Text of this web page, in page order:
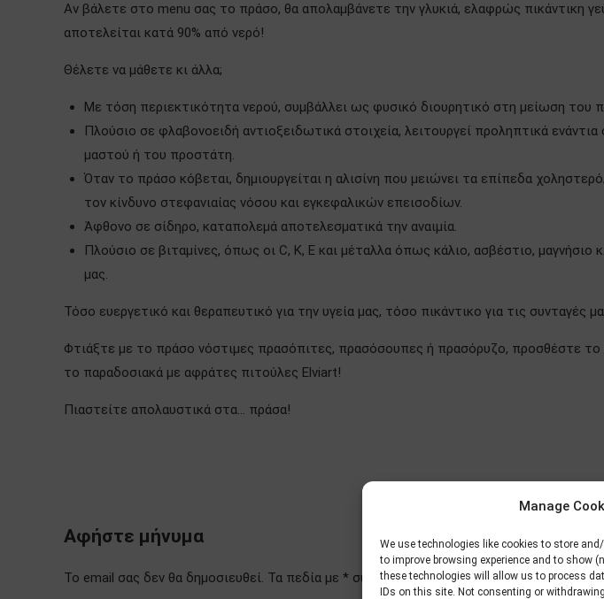
Manage
We use technologies like cookies to store
to improve browsing experience and to show
these technologies will allow us to process
IDs on this site. Not consenting or
Αν βάλετε στο menu σας το πράσο, θα απολαμβάνετε την γλυκιά, ελαφρώς πικάντικη
αποτελείται κατά 90% από νερό!
Θέλετε να μάθετε κι άλλα;
Με τόση περιεκτικότητα νερού, συμβάλλει ως φυσικό διουρητικό στη μείωση του
Πλούσιο σε φλαβονοειδή αντιοξειδωτικά στοιχεία, λειτουργεί προληπτικά
μαστού ή του προστάτη.
Όταν το πράσο κόβεται, δημιουργείται η αλισίνη που μειώνει τα επίπεδα
τον κίνδυνο στεφανιαίας νόσου και εγκεφαλικών επεισοδίων.
Άφθονο σε σίδηρο, καταπολεμά αποτελεσματικά την αναιμία.
Πλούσιο σε βιταμίνες, όπως οι C, K, Ε και μέταλλα όπως κάλιο, ασβέστιο, μαγνήσιο
μας.
Τόσο ευεργετικό και θεραπευτικό για την υγεία μας, τόσο πικάντικο για τις συνταγές
Φτιάξτε με το πράσο νόστιμες πρασόπιτες, πρασόσουπες ή πρασόρυζο, προσθέστε το
το παραδοσιακά με αφράτες πιτούλες Elviart!
Πιαστείτε απολαυστικά στα… πράσα!
Αφήστε μήνυμα
Το email σας δεν θα δημοσιευθεί. Τα πεδία με * συμπληρώνονται υποχρεωτικά.